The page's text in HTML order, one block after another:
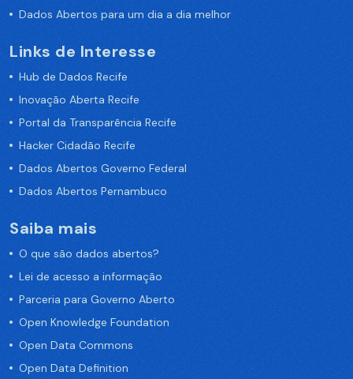
Dados Abertos para um dia a dia melhor
Links de Interesse
Hub de Dados Recife
Inovação Aberta Recife
Portal da Transparência Recife
Hacker Cidadão Recife
Dados Abertos Governo Federal
Dados Abertos Pernambuco
Saiba mais
O que são dados abertos?
Lei de acesso a informação
Parceria para Governo Aberto
Open Knowledge Foundation
Open Data Commons
Open Data Definition